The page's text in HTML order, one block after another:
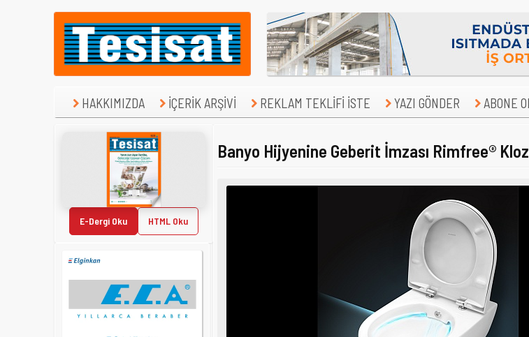
HAKKIMIZDA İÇERİK ARŞİVİ REKLAM TEKLİFİ İSTE YAZI GÖNDER ABONE
E-Dergi Oku HTML Oku
Banyo Hijyenine Geberit İmzası Rimfree®